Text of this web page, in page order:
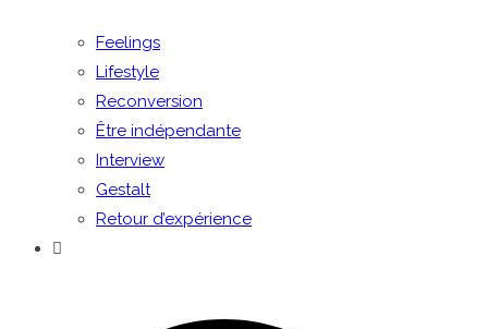
Feelings
Lifestyle
Reconversion
Être indépendante
Interview
Gestalt
Retour d’expérience